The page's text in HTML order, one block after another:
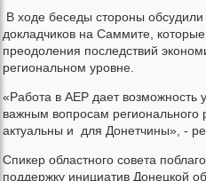
В ходе беседы стороны
докладчиков на Саммите,
преодоления последствий
региональном уровне.
«Работа в АЕР дает возможность
важным вопросам регионального
актуальны и для Донетчины», -
Спикер областного совета
поддержку инициатив Донецкой